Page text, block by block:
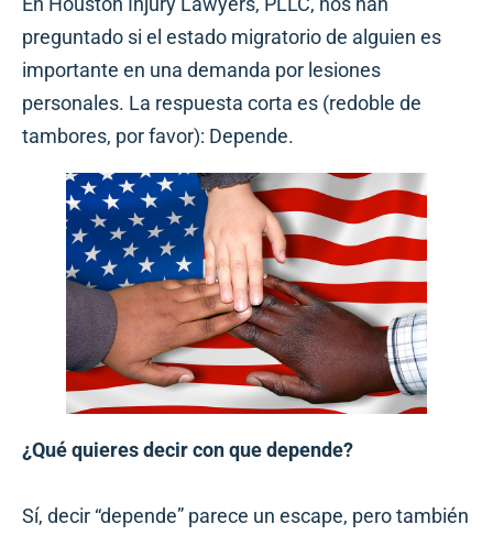
preguntado si el estado migratorio de alguien es
importante en una demanda por lesiones
personales. La respuesta corta es (redoble de
tambores, por favor): Depende.
¿Qué quieres decir con que depende?
Sí, decir “depende” parece un escape, pero también